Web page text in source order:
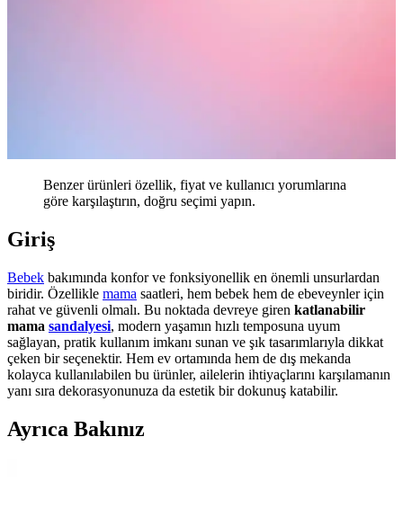
Benzer ürünleri özellik, fiyat ve kullanıcı yorumlarına
göre karşılaştırın, doğru seçimi yapın.
Giriş
Bebek bakımında konfor ve fonksiyonellik en önemli unsurlardan
biridir. Özellikle mama saatleri, hem bebek hem de ebeveynler için
rahat ve güvenli olmalı. Bu noktada devreye giren katlanabilir
mama sandalyesi, modern yaşamın hızlı temposuna uyum
sağlayan, pratik kullanım imkanı sunan ve şık tasarımlarıyla dikkat
çeken bir seçenektir. Hem ev ortamında hem de dış mekanda
kolayca kullanılabilen bu ürünler, ailelerin ihtiyaçlarını karşılamanın
yanı sıra dekorasyonunuza da estetik bir dokunuş katabilir.
Ayrıca Bakınız